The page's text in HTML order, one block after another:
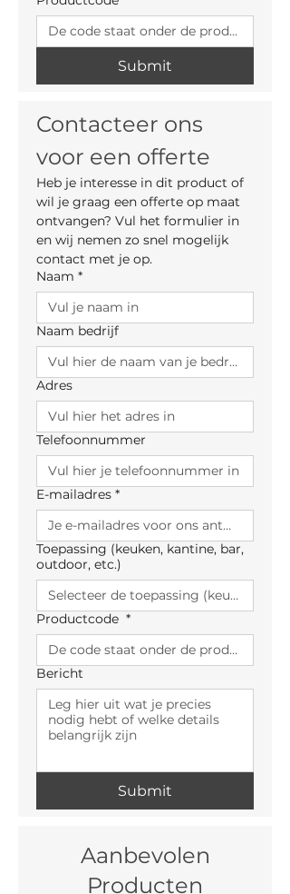
Submit
Contacteer ons
voor een offerte
Heb je interesse in dit product of
wil je graag een offerte op maat
ontvangen? Vul het formulier in
en wij nemen zo snel mogelijk
contact met je op.
Naam *
Naam bedrijf
Adres
Telefoonnummer
E-mailadres *
Toepassing (keuken, kantine, bar,
outdoor, etc.)
Productcode *
Bericht
Submit
Aanbevolen
Producten